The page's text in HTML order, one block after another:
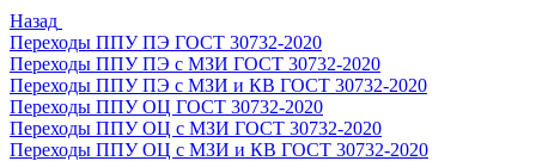
Назад
Переходы ППУ ПЭ ГОСТ 30732-2020
Переходы ППУ ПЭ с МЗИ ГОСТ 30732-2020
Переходы ППУ ПЭ с МЗИ и КВ ГОСТ 30732-2020
Переходы ППУ ОЦ ГОСТ 30732-2020
Переходы ППУ ОЦ с МЗИ ГОСТ 30732-2020
Переходы ППУ ОЦ с МЗИ и КВ ГОСТ 30732-2020